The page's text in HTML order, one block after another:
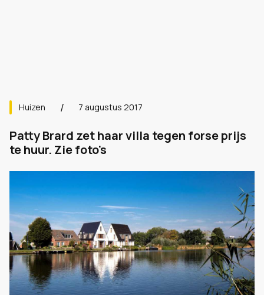
Huizen 7 augustus 2017
Patty Brard zet haar villa tegen forse prijs
te huur. Zie foto's